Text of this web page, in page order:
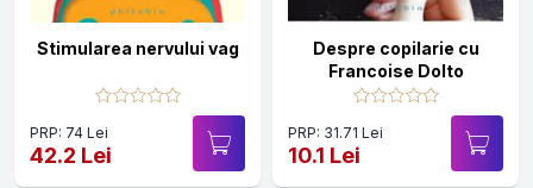
Stimularea nervului vag
PRP: 74 Lei
42.2 Lei
Despre copilarie cu
Francoise Dolto
PRP: 31.71 Lei
10.1 Lei